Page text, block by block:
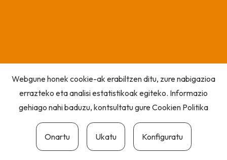
Webgune honek cookie-ak erabiltzen ditu, zure nabigazioa
errazteko eta analisi estatistikoak egiteko. Informazio
gehiago nahi baduzu, kontsultatu gureCookien Politika
Onartu Ukatu Konfiguratu